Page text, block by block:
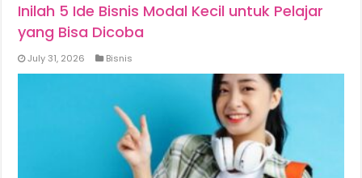
Inilah 5 Ide Bisnis Modal Kecil untuk Pelajar
yang Bisa Dicoba
July 31, 2026 Bisnis